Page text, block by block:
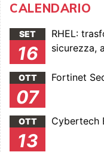
CALENDARIO
SET
16
RHEL:
sicurezza,
OTT
07
Fortinet
OTT
13
Cybertech